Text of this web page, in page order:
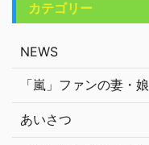
カテゴリー
NEWS
「嵐」ファンの妻・娘
あいさつ